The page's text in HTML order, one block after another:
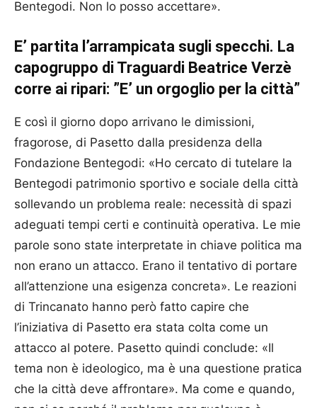
Bentegodi. Non lo posso accettare».
E’ partita l’arrampicata sugli specchi. La
capogruppo di Traguardi Beatrice Verzè
corre ai ripari: ”E’ un orgoglio per la città”
E così il giorno dopo arrivano le dimissioni,
fragorose, di Pasetto dalla presidenza della
Fondazione Bentegodi: «Ho cercato di tutelare la
Bentegodi patrimonio sportivo e sociale della città
sollevando un problema reale: necessità di spazi
adeguati tempi certi e continuità operativa. Le mie
parole sono state interpretate in chiave politica ma
non erano un attacco. Erano il tentativo di portare
all’attenzione una esigenza concreta». Le reazioni
di Trincanato hanno però fatto capire che
l’iniziativa di Pasetto era stata colta come un
attacco al potere. Pasetto quindi conclude: «Il
tema non è ideologico, ma è una questione pratica
che la città deve affrontare». Ma come e quando,